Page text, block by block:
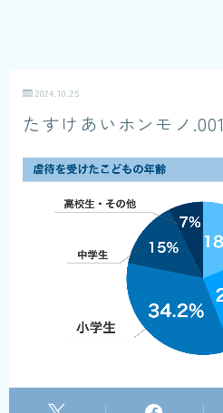
2024.10.25
たすけあいホンモノ.001